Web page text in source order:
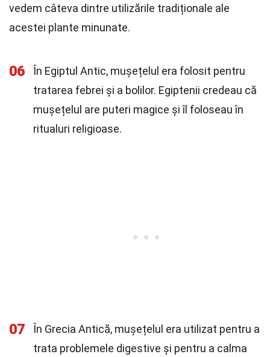
vedem câteva dintre utilizările tradiționale ale
acestei plante minunate.
06
În Egiptul Antic, mușețelul era folosit pentru
tratarea febrei și a bolilor. Egiptenii credeau că
mușețelul are puteri magice și îl foloseau în
ritualuri religioase.
07
În Grecia Antică, mușețelul era utilizat pentru a
trata problemele digestive și pentru a calma